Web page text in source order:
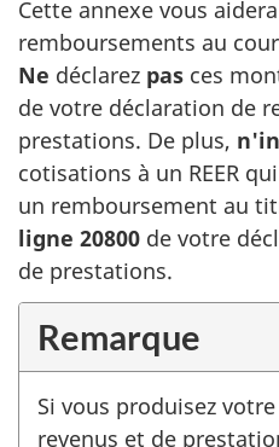
Cette annexe vous
remboursements au
Ne déclarez pas ces
de votre déclaration de
prestations. De plus,
cotisations à un REER
un remboursement au
ligne 20800 de votre
de prestations.
Remarque
Si vous produisez
revenus et de